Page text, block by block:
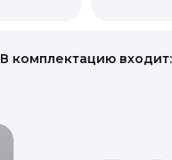
В комплектацию входит: